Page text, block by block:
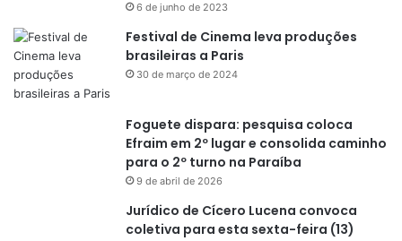
6 de junho de 2023
Festival de Cinema leva produções
brasileiras a Paris
30 de março de 2024
Foguete dispara: pesquisa coloca
Efraim em 2º lugar e consolida caminho
para o 2º turno na Paraíba
9 de abril de 2026
Jurídico de Cícero Lucena convoca
coletiva para esta sexta-feira (13)